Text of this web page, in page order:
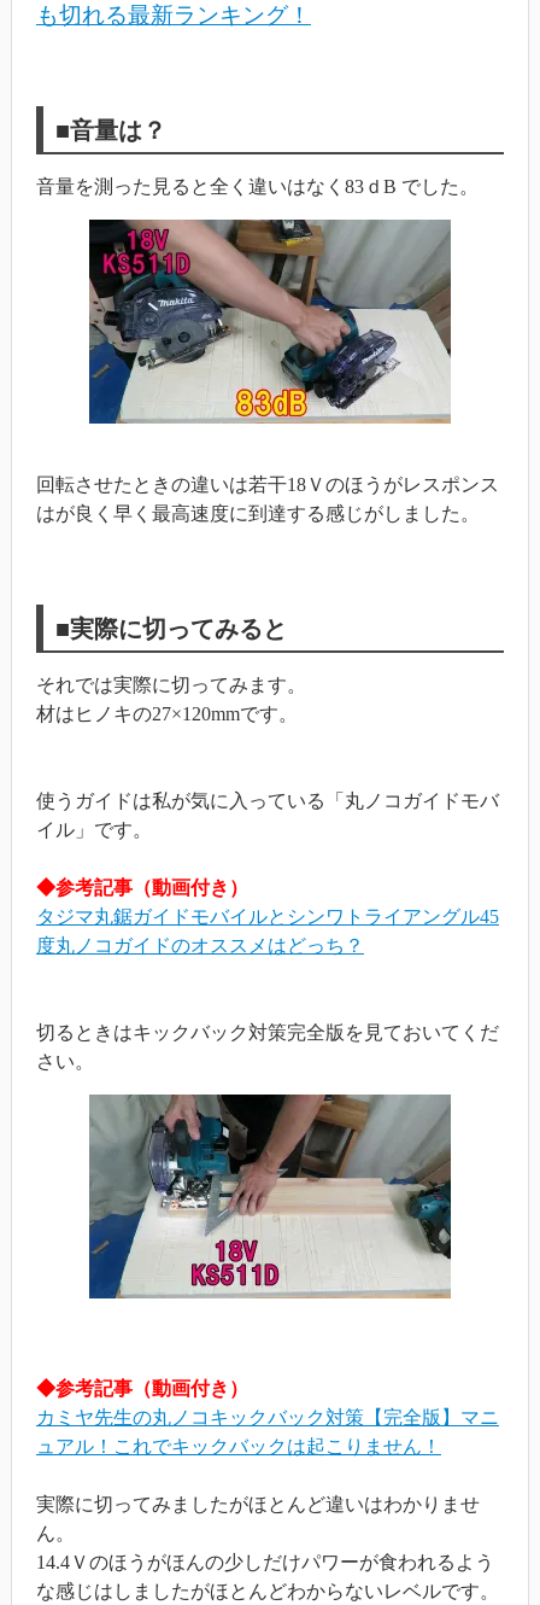
も切れる最新ランキング！
■音量は？
音量を測った見ると全く違いはなく83ｄB でした。
回転させたときの違いは若干18Ｖのほうがレスポンス
はが良く早く最高速度に到達する感じがしました。
■実際に切ってみると
それでは実際に切ってみます。
材はヒノキの27×120mmです。
使うガイドは私が気に入っている「丸ノコガイドモバ
イル」です。
◆参考記事（動画付き）
タジマ丸鋸ガイドモバイルとシンワトライアングル45
度丸ノコガイドのオススメはどっち？
切るときはキックバック対策完全版を見ておいてくだ
さい。
◆参考記事（動画付き）
カミヤ先生の丸ノコキックバック対策【完全版】マニ
ュアル！これでキックバックは起こりません！
実際に切ってみましたがほとんど違いはわかりませ
ん。
14.4Ｖのほうがほんの少しだけパワーが食われるよう
な感じはしましたがほとんどわからないレベルです。